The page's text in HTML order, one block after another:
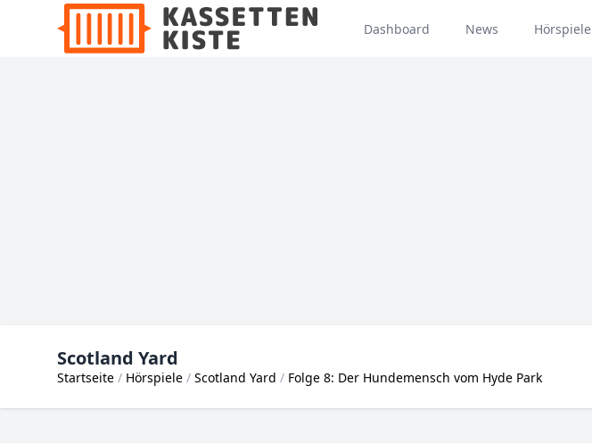
Dashboard News Hörspiele
Scotland Yard
Startseite Hörspiele Scotland Yard Folge 8: Der Hundemensch vom Hyde Park